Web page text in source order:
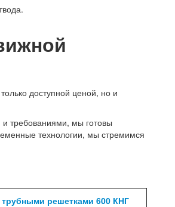
доступной ценой, но и
требованиями, мы готовы
технологии, мы стремимся
решетками 600 КНГ